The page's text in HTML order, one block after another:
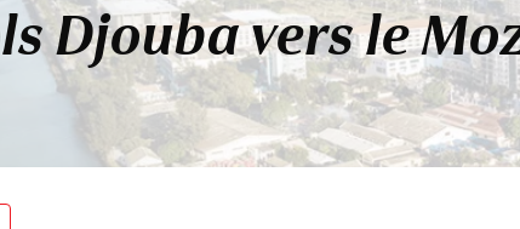
Djouba vers le